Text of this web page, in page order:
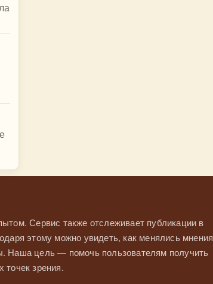
Сервис также отслеживает публикации в
этому можно увидеть, как менялись мнения
Наша цель — помочь пользователям получить
точек зрения.